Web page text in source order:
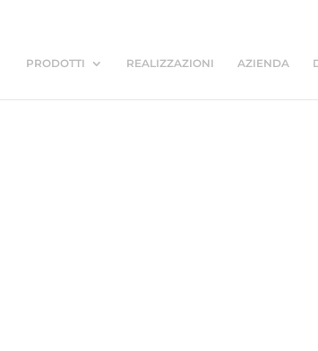
PRODOTTI REALIZZAZIONI AZIENDA